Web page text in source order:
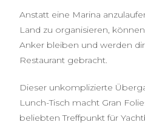
Anstatt eine Marina
Land zu organisieren,
Anker bleiben und werden
Restaurant gebracht.
Dieser unkomplizierte
Lunch-Tisch macht Gran
beliebten Treffpunkt für